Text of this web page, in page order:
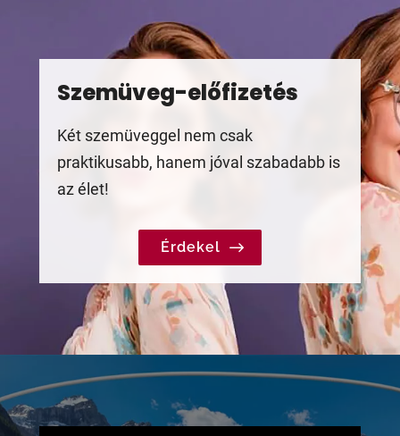
Szemüveg-előfizetés
Két szemüveggel nem csak
praktikusabb, hanem jóval szabadabb is
az élet!
Érdekel